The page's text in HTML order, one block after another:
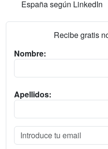
España según LinkedIn
Recibe gratis
Nombre:
Apellidos: